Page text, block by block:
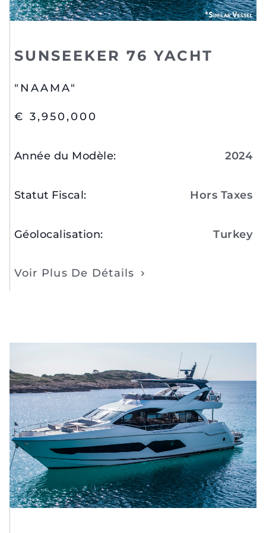
SUNSEEKER 76 YACHT
"NAAMA"
€ 3,950,000
Année du Modèle: 2024
Statut Fiscal: Hors Taxes
Géolocalisation: Turkey
Voir Plus De Détails